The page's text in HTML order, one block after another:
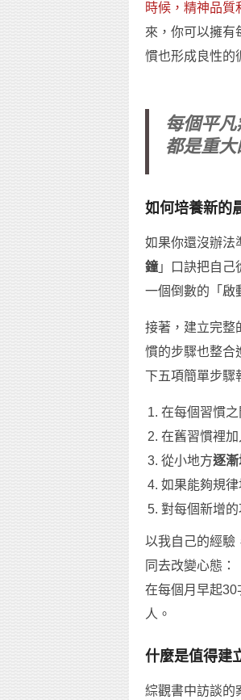
時候，精神品質
來，你可以擁有
慣也形成良性的
每個平
都是重大
如何培養新的
如果你還沒辦法
鐘」口訣把自己
一個倒數的「啟
接著，建立完整
慣的步驟也整合
下五項簡單步驟
在每個習慣之
在舊習慣裡
從小地方逐漸
如果能夠規
對每個新增
以我自己的經驗
同去改變心態
在每個月早起30
人。
什麼是值得建
綜觀書中訪談的